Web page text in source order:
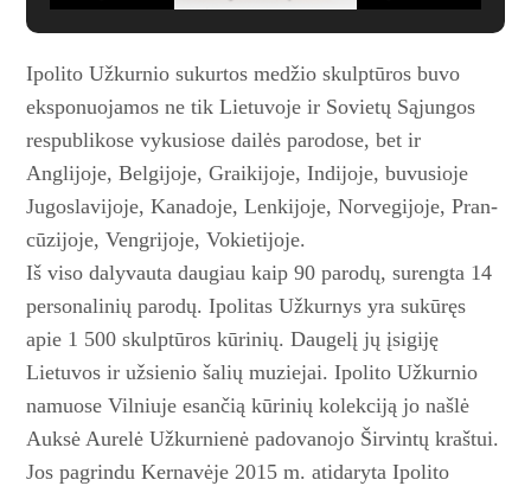
Ipolito Užkurnio sukurtos medžio skulptūros buvo
eksponuojamos ne tik Lietuvoje ir Sovietų Są­jungos
respublikose vykusiose­ dai­lės parodose, bet ir
Anglijoje, Belgijoje, Graikijoje, Indijoje,­ buvusioje
Jugoslavijoje, Kana­doje, Lenkijoje, Norvegijoje, Pran­­
cūzijoje, Vengrijoje, Vokietijoje.
Iš viso dalyvauta daugiau kaip 90 parodų, surengta 14
personalinių parodų. Ipolitas Užkurnys yra su­kūręs
apie 1 500 skulptūros kūrinių. Daugelį jų įsigiję
Lietuvos ir užsienio šalių muziejai. Ipolito Užkurnio
namuose Vilniuje esančią kūrinių kolekciją jo našlė
Auksė Aurelė Užkurnienė padovanojo Širvintų kraštui.
Jos pagrindu Kernavėje 2015 m. atidaryta Ipolito